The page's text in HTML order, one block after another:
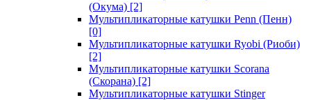
(Окума) [2]
Мультипликаторные катушки Penn (Пенн)
[0]
Мультипликаторные катушки Ryobi (Риоби)
[2]
Мультипликаторные катушки Scorana
(Скорана) [2]
Мультипликаторные катушки Stinger